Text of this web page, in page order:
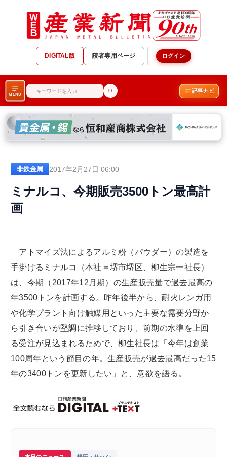
DIGITAL版 読者専用ページ ログイン
MENU
記事ナビ
非鉄金属 2017年2月27日 06:00
ミナルコ、今期販売3500トン最高計
画
アトマイズ法によるアルミ粉（パウダー）の製造を
手掛けるミナルコ（本社＝堺市堺区、柳生宗一社長）
は、今期（2017年12月期）の生産販売量で過去最高の
年3500トンを計画する。昨年後半から、耐火レンガ用
や化学プラント向け触媒用といった主要な需要分野か
ら引き合いが堅調に推移しており、前期の水準を上回
る受注が見込まれるためで、柳生社長は「今年は創業
100周年という節目の年。生産販売が過去最高だった15
年の3400トンを更新したい」と、意欲を語る。